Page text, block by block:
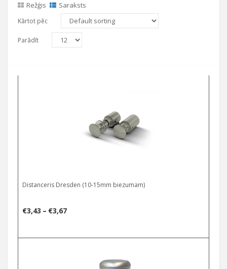
Režģis Saraksts
Kārtot pēc
Parādīt
Distanceris Dresden (10-15mm biezumam)
€3,43 – €3,67Price
€3,43